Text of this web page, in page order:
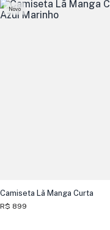
Novo
Camiseta Lã Manga Curta
R$ 899